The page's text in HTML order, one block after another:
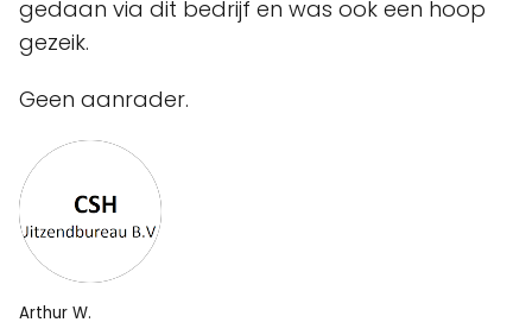
gedaan via dit bedrijf en was ook een hoop
gezeik.
Geen aanrader.
Arthur W.